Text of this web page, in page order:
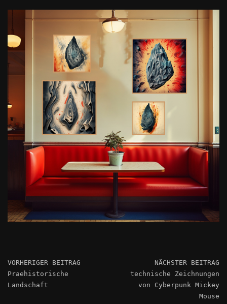
VORHERIGER BEITRAG
Praehistorische
Landschaft
NÄCHSTER BEITRAG
technische Zeichnungen
von Cyberpunk Mickey
Mouse